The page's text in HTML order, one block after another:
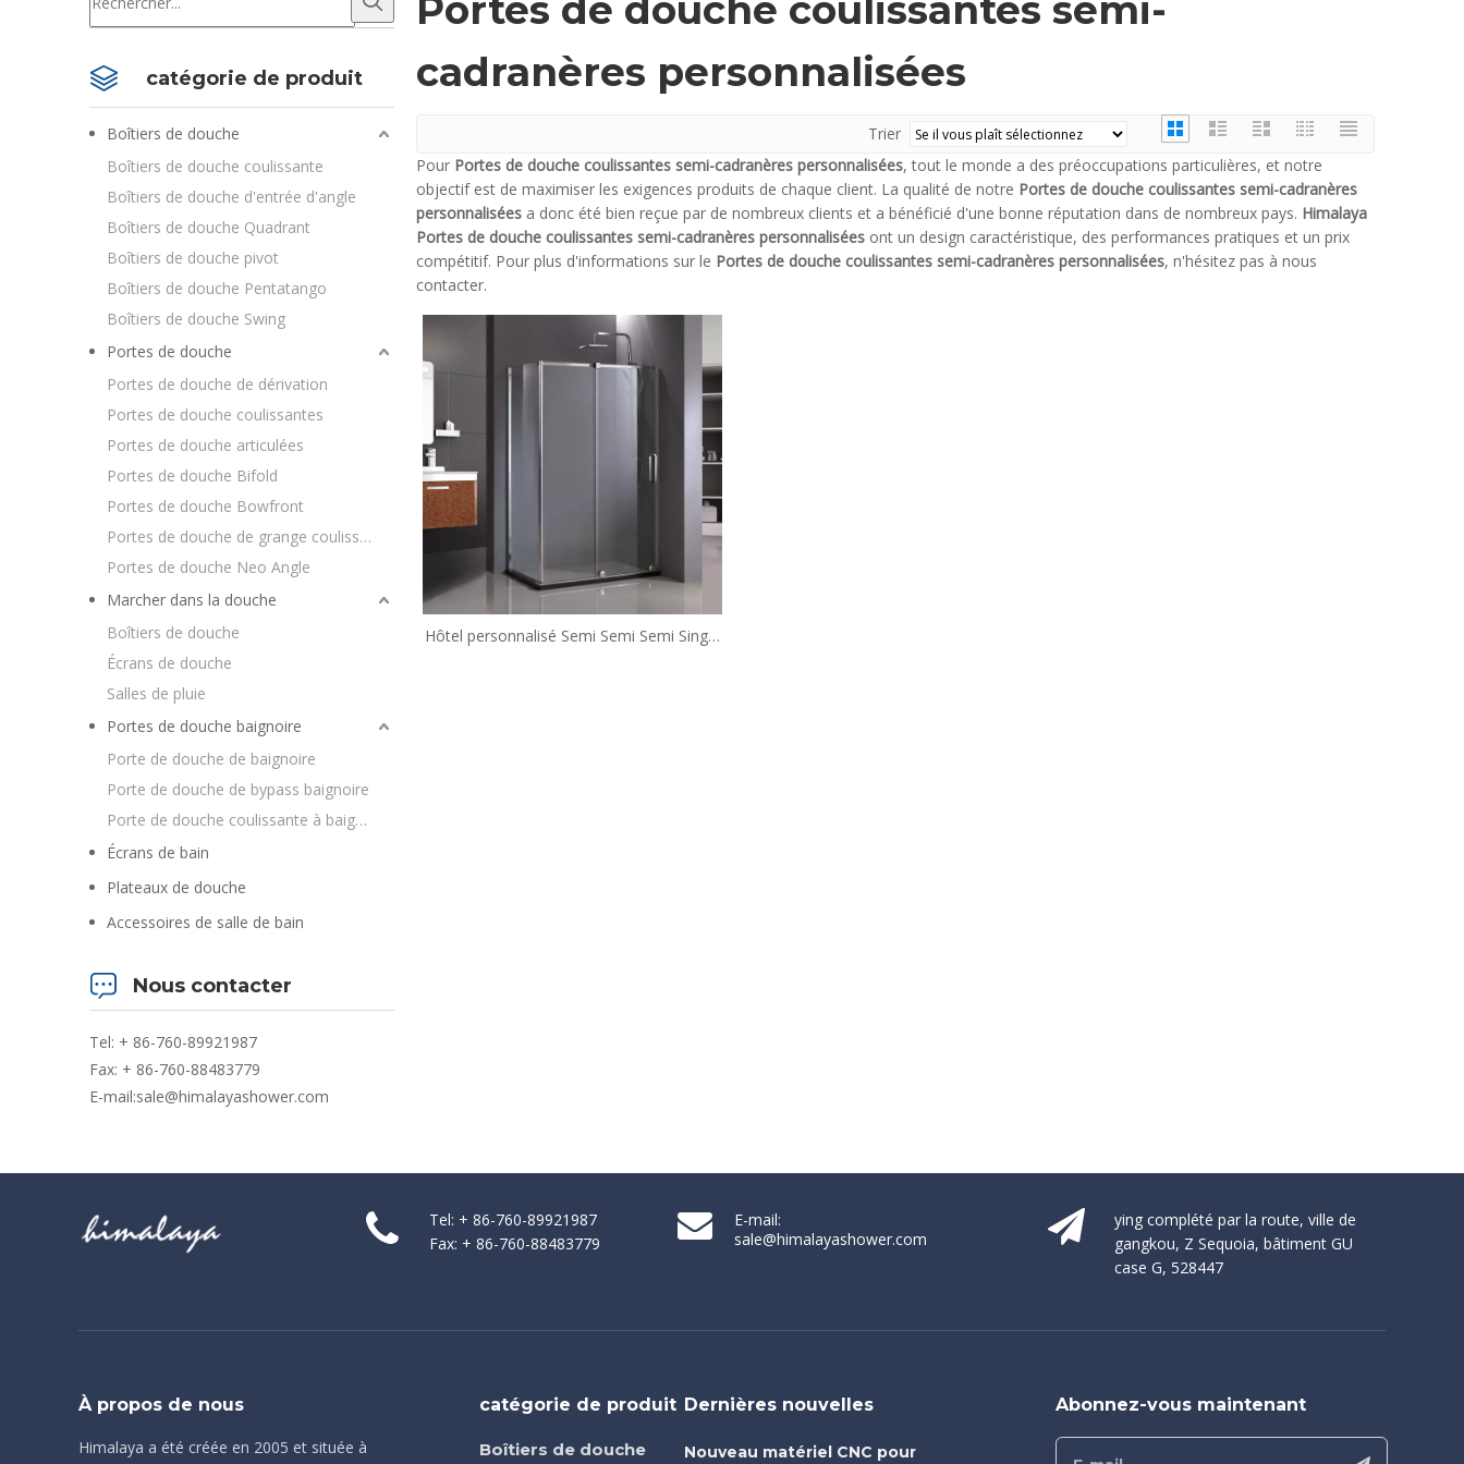
catégorie de produit
Boîtiers de douche
Boîtiers de douche coulissante
Boîtiers de douche d'entrée d'angle
Boîtiers de douche Quadrant
Boîtiers de douche pivot
Boîtiers de douche Pentatango
Boîtiers de douche Swing
Portes de douche
Portes de douche de dérivation
Portes de douche coulissantes
Portes de douche articulées
Portes de douche Bifold
Portes de douche Bowfront
Portes de douche de grange coulissantes
Portes de douche Neo Angle
Marcher dans la douche
Boîtiers de douche
Écrans de douche
Salles de pluie
Portes de douche baignoire
Porte de douche de baignoire
Porte de douche de bypass baignoire
Porte de douche coulissante à baignoire
Écrans de bain
Plateaux de douche
Accessoires de salle de bain
Nous contacter
Tel: + 86-760-89921987
Fax: + 86-760-88483779
E-mail:sale@himalayashower.com
Portes de douche coulissantes semi-
cadranères personnalisées
Trier
Pour Portes de douche coulissantes semi-cadranères personnalisées, tout le monde a des préoccupations particulières, et notre
objectif est de maximiser les exigences produits de chaque client. La qualité de notre Portes de douche coulissantes semi-cadranères
personnalisées a donc été bien reçue par de nombreux clients et a bénéficié d'une bonne réputation dans de nombreux pays. Himalaya
Portes de douche coulissantes semi-cadranères personnalisées ont un design caractéristique, des performances pratiques et un prix
compétitif. Pour plus d'informations sur le Portes de douche coulissantes semi-cadranères personnalisées, n'hésitez pas à nous
contacter.
Hôtel personnalisé Semi Semi Semi Single
Tel: + 86-760-89921987
Fax: + 86-760-88483779
E-mail:
sale@himalayashower.com
ying complété par la route, ville de
gangkou, Z Sequoia, bâtiment GU
case G, 528447
À propos de nous
Himalaya a été créée en 2005 et située à
catégorie de produit
Boîtiers de douche
Dernières nouvelles
Nouveau matériel CNC pour
Abonnez-vous maintenant